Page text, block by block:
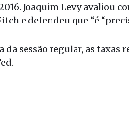
Joaquim Levy avaliou
e defendeu que “é
sessão regular, as taxas